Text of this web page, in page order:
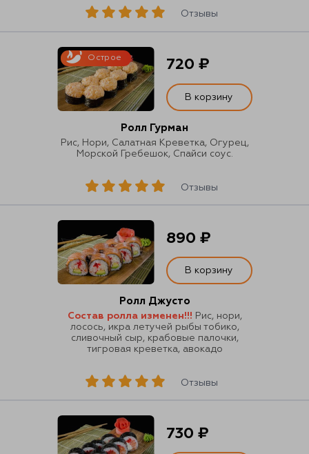
Отзывы
Острое
Отзывы
Ролл Гурман
Рис, Нори, Салатная Креветка, Огурец,
Морской Гребешок, Спайси соус.
720 ₽
В корзину
Отзывы
Ролл Джусто
Состав ролла изменен!!! Рис, нори,
лосось, икра летучей рыбы тобико,
сливочный сыр, крабовые палочки,
тигровая креветка, авокадо
890 ₽
В корзину
730 ₽